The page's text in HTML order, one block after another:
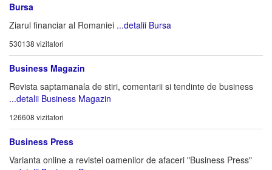
Bursa
Ziarul financiar al Romaniei ...detalii Bursa
530138 vizitatori
Business Magazin
Revista saptamanala de stiri, comentarii si tendinte de business
...detalii Business Magazin
126608 vizitatori
Business Press
Varianta online a revistei oamenilor de afaceri "Business Press"